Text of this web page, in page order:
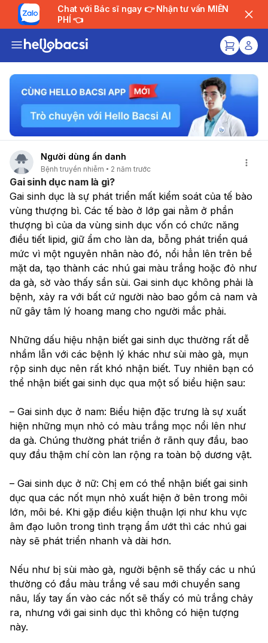
Chat với Bác sĩ ngay 👉 Nhận tư vấn MIỄN
PHÍ 👈
Người dùng ẩn danh
Bệnh truyền nhiễm 2 năm trước
Gai sinh dục nam là gì?
Gai sinh dục là sự phát triển mất kiểm soát của tế bào
vùng thượng bì. Các tế bào ở lớp gai nằm ở phần
thượng bì của da vùng sinh dục vốn có chức năng
điều tiết lipid, giữ ẩm cho làn da, bỗng phát triển quá
mức vì một nguyên nhân nào đó, nổi hẳn lên trên bề
mặt da, tạo thành các nhú gai màu trắng hoặc đỏ như
da gà, sờ vào thấy sần sùi. Gai sinh dục không phải là
bệnh, xảy ra với bất cứ người nào bao gồm cả nam và
nữ gây tâm lý hoang mang cho người mắc phải.
Những dấu hiệu nhận biết gai sinh dục thường rất dễ
nhầm lẫn với các bệnh lý khác như sùi mào gà, mụn
rộp sinh dục nên rất khó nhận biết. Tuy nhiên bạn có
thể nhận biết gai sinh dục qua một số biểu hiện sau:
– Gai sinh dục ở nam: Biểu hiện đặc trưng là sự xuất
hiện những mụn nhỏ có màu trắng mọc nổi lên như
da gà. Chúng thường phát triển ở rãnh quy đầu, bao
quy đầu thậm chí còn lan rộng ra toàn bộ dương vật.
– Gai sinh dục ở nữ: Chị em có thể nhận biết gai sinh
dục qua các nốt mụn nhỏ xuất hiện ở bên trong môi
lớn, môi bé. Khi gặp điều kiện thuận lợi như khu vực
âm đạo luôn trong tình trạng ẩm ướt thì các nhú gai
này sẽ phát triển nhanh và dài hơn.
Nếu như bị sùi mào gà, người bệnh sẽ thấy các u nhú
thường có đầu màu trắng về sau mới chuyển sang
nâu, lấy tay ấn vào các nốt sẽ thấy có mủ trắng chảy
ra, nhưng với gai sinh dục thì không có hiện tượng
này.